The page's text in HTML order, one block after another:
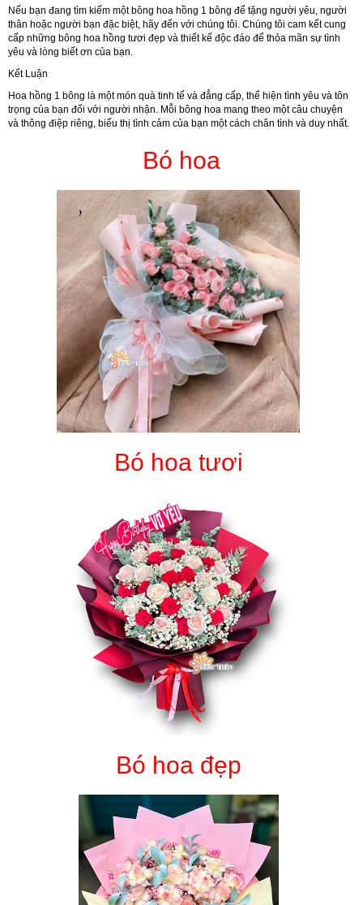
Nếu bạn đang tìm kiếm một bông hoa hồng 1 bông để tặng người yêu, người
thân hoặc người bạn đặc biệt, hãy đến với chúng tôi. Chúng tôi cam kết cung
cấp những bông hoa hồng tươi đẹp và thiết kế độc đáo để thỏa mãn sự tình
yêu và lòng biết ơn của bạn.
Kết Luận
Hoa hồng 1 bông là một món quà tinh tế và đẳng cấp, thể hiện tình yêu và tôn
trọng của bạn đối với người nhận. Mỗi bông hoa mang theo một câu chuyện
và thông điệp riêng, biểu thị tình cảm của bạn một cách chân tình và duy nhất.
Bó hoa
Bó hoa tươi
Bó hoa đẹp